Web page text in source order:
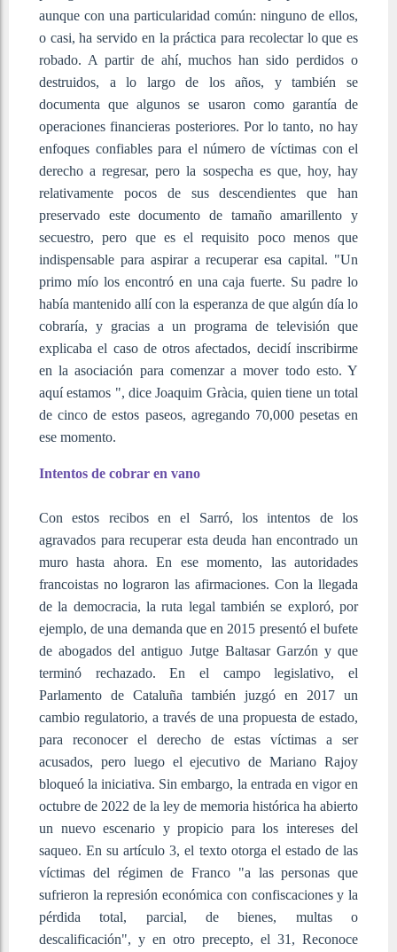
aunque con una particularidad común: ninguno de ellos,
o casi, ha servido en la práctica para recolectar lo que es
robado. A partir de ahí, muchos han sido perdidos o
destruidos, a lo largo de los años, y también se
documenta que algunos se usaron como garantía de
operaciones financieras posteriores. Por lo tanto, no hay
enfoques confiables para el número de víctimas con el
derecho a regresar, pero la sospecha es que, hoy, hay
relativamente pocos de sus descendientes que han
preservado este documento de tamaño amarillento y
secuestro, pero que es el requisito poco menos que
indispensable para aspirar a recuperar esa capital. "Un
primo mío los encontró en una caja fuerte. Su padre lo
había mantenido allí con la esperanza de que algún día lo
cobraría, y gracias a un programa de televisión que
explicaba el caso de otros afectados, decidí inscribirme
en la asociación para comenzar a mover todo esto. Y
aquí estamos ", dice Joaquim Gràcia, quien tiene un total
de cinco de estos paseos, agregando 70,000 pesetas en
ese momento.
Intentos de cobrar en vano
Con estos recibos en el Sarró, los intentos de los
agravados para recuperar esta deuda han encontrado un
muro hasta ahora. En ese momento, las autoridades
francoistas no lograron las afirmaciones. Con la llegada
de la democracia, la ruta legal también se exploró, por
ejemplo, de una demanda que en 2015 presentó el bufete
de abogados del antiguo Jutge Baltasar Garzón y que
terminó rechazado. En el campo legislativo, el
Parlamento de Cataluña también juzgó en 2017 un
cambio regulatorio, a través de una propuesta de estado,
para reconocer el derecho de estas víctimas a ser
acusados, pero luego el ejecutivo de Mariano Rajoy
bloqueó la iniciativa. Sin embargo, la entrada en vigor en
octubre de 2022 de la ley de memoria histórica ha abierto
un nuevo escenario y propicio para los intereses del
saqueo. En su artículo 3, el texto otorga el estado de las
víctimas del régimen de Franco "a las personas que
sufrieron la represión económica con confiscaciones y la
pérdida total, parcial, de bienes, multas o
descalificación", y en otro precepto, el 31, Reconoce